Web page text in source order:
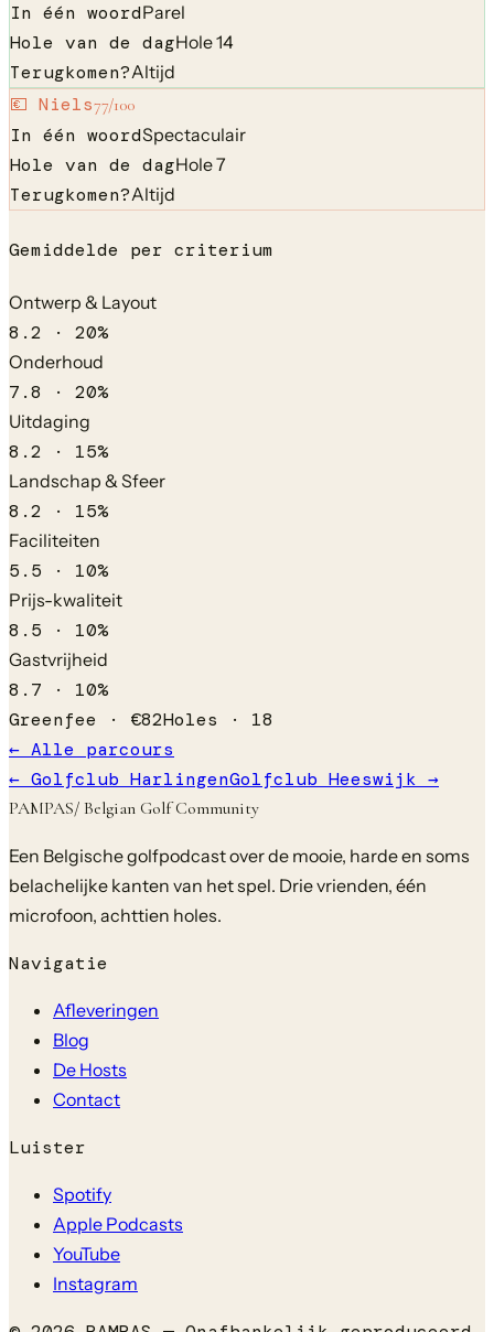
In één woordParel
Hole van de dagHole 14
Terugkomen?Altijd
💶 Niels77/100
In één woordSpectaculair
Hole van de dagHole 7
Terugkomen?Altijd
Gemiddelde per criterium
Ontwerp & Layout
8.2 · 20%
Onderhoud
7.8 · 20%
Uitdaging
8.2 · 15%
Landschap & Sfeer
8.2 · 15%
Faciliteiten
5.5 · 10%
Prijs-kwaliteit
8.5 · 10%
Gastvrijheid
8.7 · 10%
Greenfee · €82Holes · 18
← Alle parcours
← Golfclub HarlingenGolfclub Heeswijk →
PAMPAS/ Belgian Golf Community
Een Belgische golfpodcast over de mooie, harde en soms
belachelijke kanten van het spel. Drie vrienden, één
microfoon, achttien holes.
Navigatie
Afleveringen
Blog
De Hosts
Contact
Luister
Spotify
Apple Podcasts
YouTube
Instagram